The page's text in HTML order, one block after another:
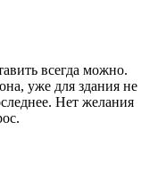
всегда можно.
уже для здания не
Нет желания